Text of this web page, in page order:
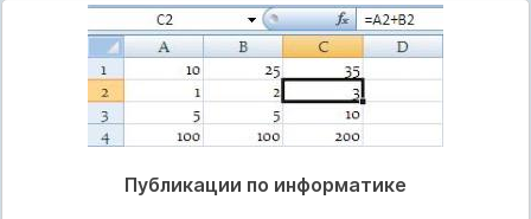
Публикации по информатике